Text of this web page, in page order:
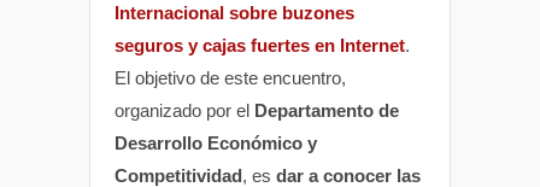
Internacional sobre buzones
seguros y cajas fuertes en Internet.
El objetivo de este encuentro,
organizado por el Departamento de
Desarrollo Económico y
Competitividad, es dar a conocer las